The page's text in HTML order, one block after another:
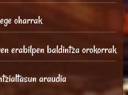
oharrak
erabilpen baldintza orokorrak
araudia